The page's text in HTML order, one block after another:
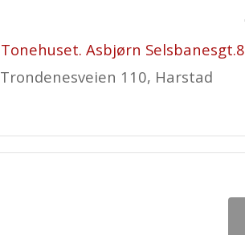
Tonehuset. Asbjørn Selsbanesgt.8
Trondenesveien 110, Harstad